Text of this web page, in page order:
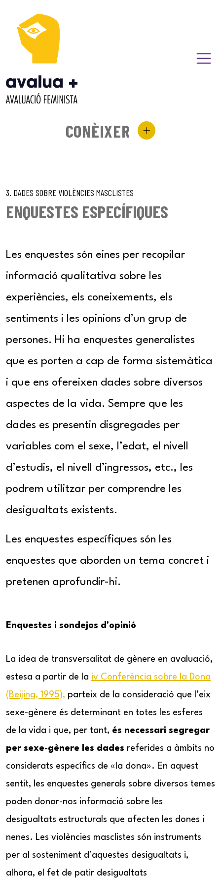
CONÈIXER
3. DADES SOBRE VIOLÈNCIES MASCLISTES
ENQUESTES ESPECÍFIQUES
Les enquestes són eines per recopilar
informació qualitativa sobre les
experiències, els coneixements, els
sentiments i les opinions d’un grup de
persones. Hi ha enquestes generalistes
que es porten a cap de forma sistemàtica
i que ens ofereixen dades sobre diversos
aspectes de la vida. Sempre que les
dades es presentin disgregades per
variables com el sexe, l’edat, el nivell
d’estudis, el nivell d’ingressos, etc., les
podrem utilitzar per comprendre les
desigualtats existents.
Les enquestes específiques són les
enquestes que aborden un tema concret i
pretenen aprofundir-hi.
Enquestes i sondejos d'opinió
La idea de transversalitat de gènere en avaluació,
estesa a partir de la iv Conferència sobre la Dona
(Beijing, 1995), parteix de la consideració que l’eix
sexe-gènere és determinant en totes les esferes
de la vida i que, per tant, és necessari segregar
per sexe-gènere les dades referides a àmbits no
considerats específics de «la dona». En aquest
sentit, les enquestes generals sobre diversos temes
poden donar-nos informació sobre les
desigualtats estructurals que afecten les dones i
nenes. Les violències masclistes són instruments
per al sosteniment d’aquestes desigualtats i,
alhora, el fet de patir desigualtats